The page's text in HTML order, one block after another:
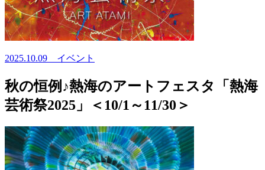
2025.10.09 イベント
秋の恒例♪熱海のアートフェスタ「熱海
芸術祭2025」＜10/1～11/30＞